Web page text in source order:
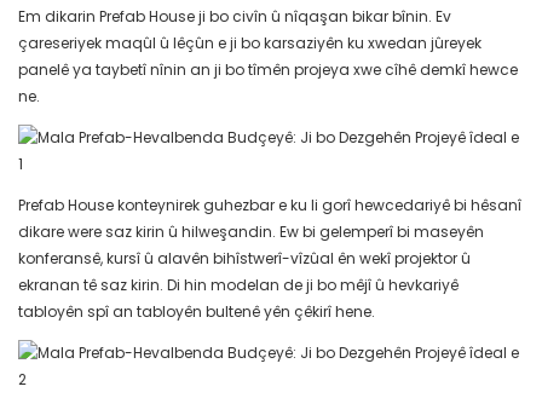
Em dikarin Prefab House ji bo civîn û nîqaşan bikar bînin. Ev
çareseriyek maqûl û lêçûn e ji bo karsaziyên ku xwedan jûreyek
panelê ya taybetî nînin an ji bo tîmên projeya xwe cîhê demkî hewce
ne.
Prefab House konteynirek guhezbar e ku li gorî hewcedariyê bi hêsanî
dikare were saz kirin û hilweşandin. Ew bi gelemperî bi maseyên
konferansê, kursî û alavên bihîstwerî-vîzûal ên wekî projektor û
ekranan tê saz kirin. Di hin modelan de ji bo mêjî û hevkariyê
tabloyên spî an tabloyên bultenê yên çêkirî hene.